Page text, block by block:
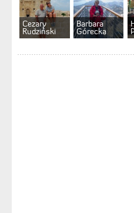
Cezary
Rudziński
Barbara
Górecka